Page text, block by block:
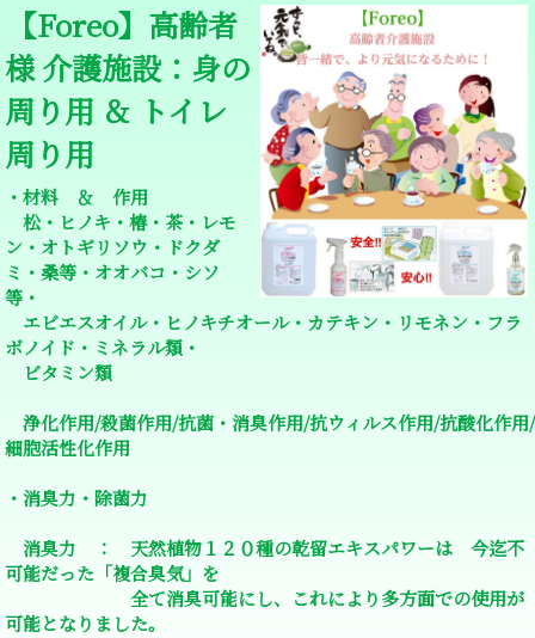
【Foreo】高齢者
様 介護施設：身の
周り用 ＆ トイレ
周り用
・材料 ＆ 作用
松・ヒノキ・椿・茶・レモ
ン・オトギリソウ・ドクダ
ミ・桑等・オオバコ・シソ
等・
エビエスオイル・ヒノキチオール・カテキン・リモネン・フラ
ボノイド・ミネラル類・
ビタミン類
浄化作用/殺菌作用/抗菌・消臭作用/抗ウィルス作用/抗酸化作用/
細胞活性化作用
・消臭力・除菌力
消臭力 ： 天然植物１２０種の乾留エキスパワーは 今迄不
可能だった「複合臭気」を
全て消臭可能にし、これにより多方面での使用が
可能となりました。